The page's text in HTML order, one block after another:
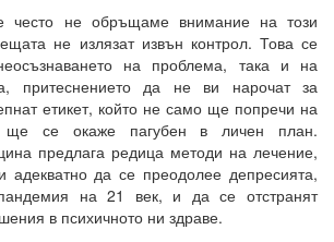
често не обръщаме внимание на този
не излязат извън контрол. Това се
на проблема, така и на
притеснението да не ви нарочат за
етикет, който не само ще попречи на
ще се окаже пагубен в личен план.
предлага редица методи на лечение,
адекватно да се преодолее депресията,
на 21 век, и да се отстранят
в психичното ни здраве.